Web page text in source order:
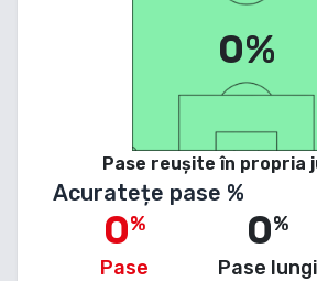
0%
Pase reușite în propria
Acuratețe pase %
0%
Pase
0%
Pase lungi